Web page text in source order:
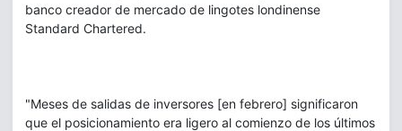
banco creador de mercado de lingotes londinense
Standard Chartered.
"Meses de salidas de inversores [en febrero] significaron
que el posicionamiento era ligero al comienzo de los últimos